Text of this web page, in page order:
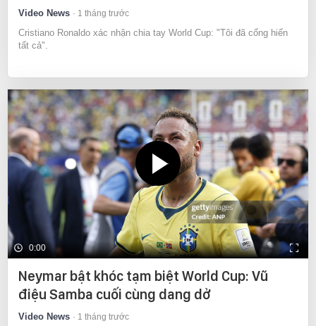
Video News 1 tháng trước
Cristiano Ronaldo xác nhận chia tay World Cup: "Tôi đã cống hiến
tất cả".
0:00
Neymar bật khóc tạm biệt World Cup: Vũ
điệu Samba cuối cùng dang dở
Video News 1 tháng trước